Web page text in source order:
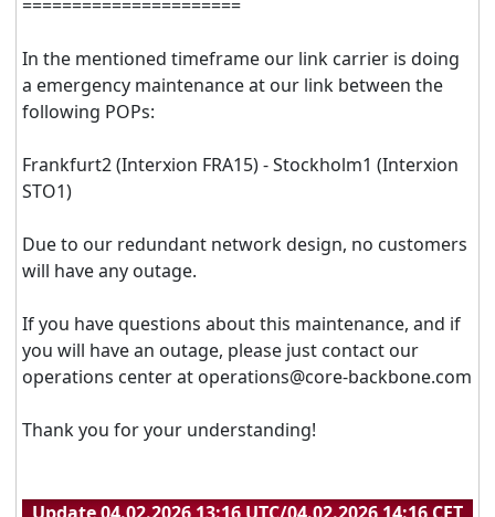
======================
In the mentioned timeframe our link carrier is doing
a emergency maintenance at our link between the
following POPs:
Frankfurt2 (Interxion FRA15) - Stockholm1 (Interxion
STO1)
Due to our redundant network design, no customers
will have any outage.
If you have questions about this maintenance, and if
you will have an outage, please just contact our
operations center at operations@core-backbone.com
Thank you for your understanding!